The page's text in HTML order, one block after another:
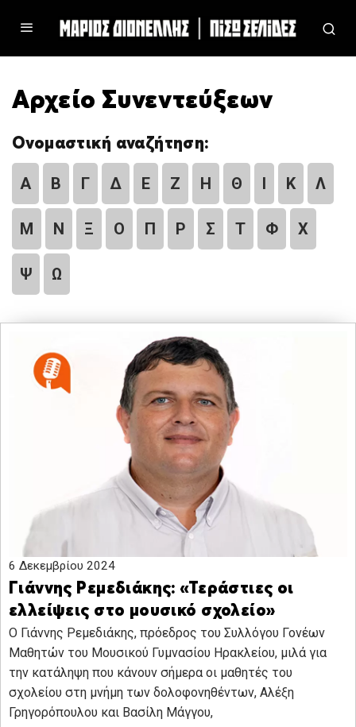
Αρχείο Συνεντεύξεων
Ονομαστική αναζήτηση:
Α Β Γ Δ Ε Ζ Η Θ Ι Κ Λ
Μ Ν Ξ Ο Π Ρ Σ Τ Φ Χ
Ψ Ω
6 Δεκεμβρίου 2024
Γιάννης Ρεμεδιάκης: «Τεράστιες οι
ελλείψεις στο μουσικό σχολείο»
Ο Γιάννης Ρεμεδιάκης, πρόεδρος του Συλλόγου Γονέων
Μαθητών του Μουσικού Γυμνασίου Ηρακλείου, μιλά για
την κατάληψη που κάνουν σήμερα οι μαθητές του
σχολείου στη μνήμη των δολοφονηθέντων, Αλέξη
Γρηγορόπουλου και Βασίλη Μάγγου,